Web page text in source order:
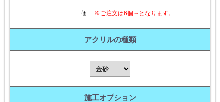
個 ※ご注文は6個～となります。
アクリルの種類
施工オプション